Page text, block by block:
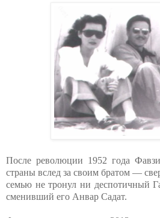
После революции 1952 года
страны вслед за своим братом —
семью не тронул ни деспотичный
сменивший его Анвар Садат.